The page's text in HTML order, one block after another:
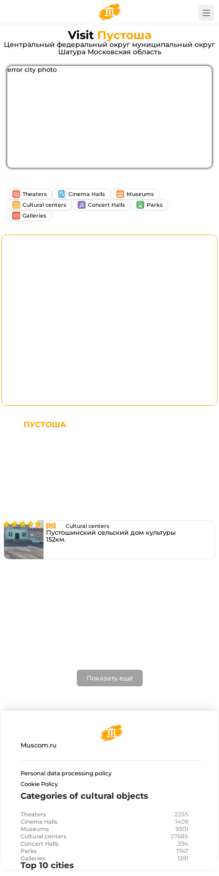
Visit Пустоша
Центральный федеральный округ муниципальный округ
Шатура Московская область
error city photo
Theaters Cinema Halls
Museums
Cultural centers
Concert Halls
Parks
Galleries
ПУСТОША
Cultural centers
Пустошинский сельский дом культуры
152км.
Показать ещё
Muscom.ru
Personal data processing policy
Cookie Policy
Categories of cultural objects
Theaters 2255
Cinema Halls 1409
Museums 9301
Cultural centers 27685
Concert Halls 394
Parks 1747
Galleries 1391
Top 10 cities